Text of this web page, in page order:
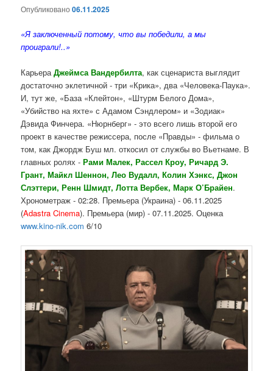
Опубликовано06.11.2025
«Я заключенный потому, что вы победили, а мы
проиграли!..»
КарьераДжеймса Вандербилта, как сценариста выглядит
достаточно эклетичной - три «Крика», два «Человека-Паука».
И, тут же, «База «Клейтон», «Штурм Белого Дома»,
«Убийство на яхте» с Адамом Сэндлером» и «Зодиак»
Дэвида Финчера. «Нюрнберг» - это всего лишь второй его
проект в качестве режиссера, после «Правды» - фильма о
том, как Джордж Буш мл. откосил от службы во Вьетнаме. В
главных ролях -Рами Малек, Рассел Кроу, Ричард Э.
Грант, Майкл Шеннон, Лео Вудалл, Колин Хэнкс, Джон
Слэттери, Ренн Шмидт, Лотта Вербек, Марк О’Брайен.
Хронометраж - 02:28. Премьера (Украина) - 06.11.2025
(Adastra Cinema). Премьера (мир) - 07.11.2025. Оценка
www.kino-nik.com 6/10